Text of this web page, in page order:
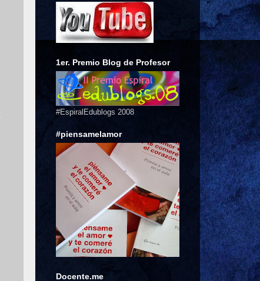
1er. Premio Blog de Profesor
#EspiralEdublogs 2008
#piensamelamor
Docente.me